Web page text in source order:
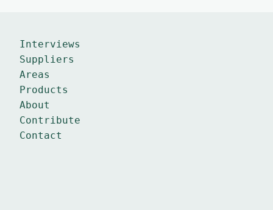
Interviews
Suppliers
Areas
Products
About
Contribute
Contact